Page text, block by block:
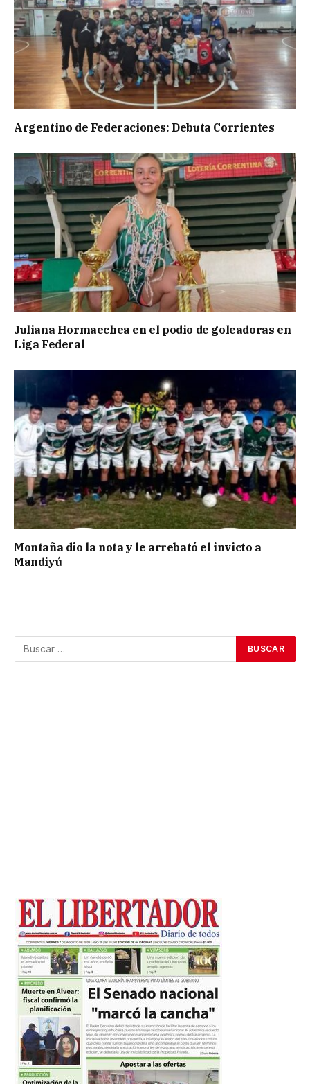
Argentino de Federaciones: Debuta Corrientes
Juliana Hormaechea en el podio de goleadoras en
Liga Federal
Montaña dio la nota y le arrebató el invicto a
Mandiyú